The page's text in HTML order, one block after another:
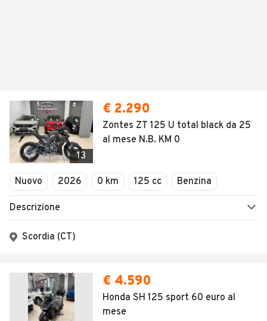
13
€ 2.290
Zontes ZT 125 U total black da 25
al mese N.B. KM 0
Nuovo 2026 0 km 125 cc Benzina
Descrizione
Scordia (CT)
€ 4.590
Honda SH 125 sport 60 euro al
mese